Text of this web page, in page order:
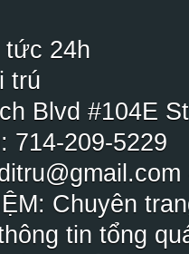
tức 24h
trú
Blvd #104E
714-209-5229
Chuyên
tin tổng